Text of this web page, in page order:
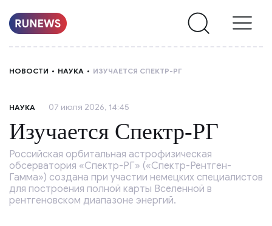
О
НОВОСТИ НАУКА ИЗУЧАЕТСЯ СПЕКТР-РГ
НАУКА 07 июля 2026, 14:45
Изучается Спектр-РГ
Российская орбитальная астрофизическая
обсерватория «Спектр-РГ» («Спектр-Рентген-
Гамма») создана при участии немецких специалистов
для построения полной карты Вселенной в
рентгеновском диапазоне энергий.